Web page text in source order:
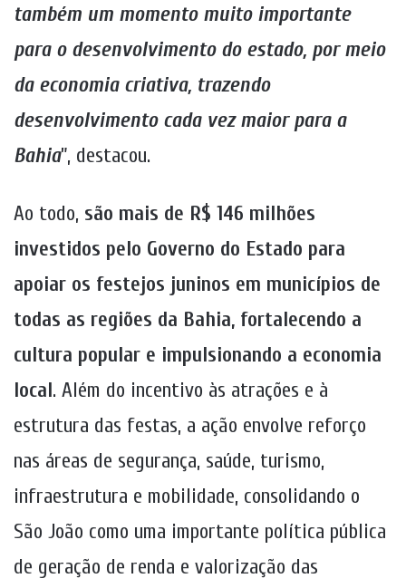
também um momento muito importante
para o desenvolvimento do estado, por meio
da economia criativa, trazendo
desenvolvimento cada vez maior para a
Bahia”, destacou.
Ao todo, são mais de R$ 146 milhões
investidos pelo Governo do Estado para
apoiar os festejos juninos em municípios de
todas as regiões da Bahia, fortalecendo a
cultura popular e impulsionando a economia
local. Além do incentivo às atrações e à
estrutura das festas, a ação envolve reforço
nas áreas de segurança, saúde, turismo,
infraestrutura e mobilidade, consolidando o
São João como uma importante política pública
de geração de renda e valorização das